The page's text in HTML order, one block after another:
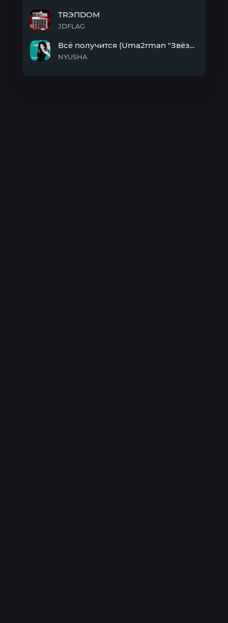
TRЭПDOM
JDFLAG
Всё получится (Uma2rman "Звёзды считают нас", часть II)
NYUSHA